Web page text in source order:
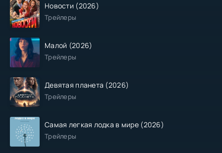
Новости (2026)
Трейлеры
Малой (2026)
Трейлеры
Девятая планета (2026)
Трейлеры
Самая легкая лодка в мире (2026)
Трейлеры